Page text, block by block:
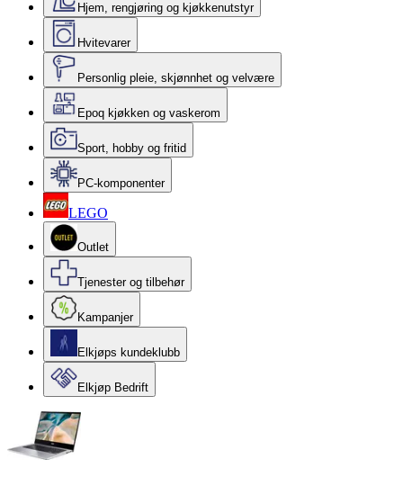
Hjem, rengjøring og kjøkkenutstyr
Hvitevarer
Personlig pleie, skjønnhet og velvære
Epoq kjøkken og vaskerom
Sport, hobby og fritid
PC-komponenter
LEGO
Outlet
Tjenester og tilbehør
Kampanjer
Elkjøps kundeklubb
Elkjøp Bedrift